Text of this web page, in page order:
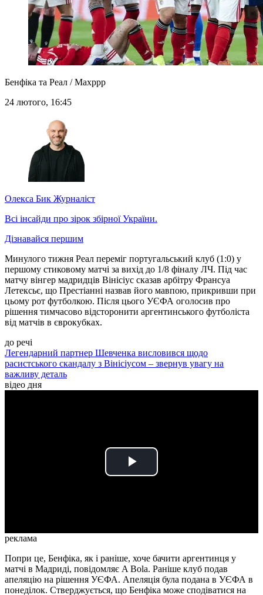
Бенфіка та Реал / Maxppp
24 лютого, 16:45
Олекса Бик Журналіст
Всі інсайди про зірок збірної України.
Дізнавайся першим
Минулого тижня Реал переміг португальський клуб (1:0) у
першому стиковому матчі за вихід до 1/8 фіналу ЛЧ. Під час
матчу вінгер мадридців Вінісіус сказав арбітру Франсуа
Летексьє, що Престіанні назвав його мавпою, прикривши при
цьому рот футболкою. Після цього УЄФА оголосив про
рішення тимчасово відсторонити аргентинського футболіста
від матчів в єврокубках.
до речі
Легендарний партнер Шевченка висловився щодо
расистського скандалу з Вінісіусом – звернув увагу на
важливу деталь
відео дня
Play
реклама
Попри це, Бенфіка, як і раніше, хоче бачити аргентинця у
матчі в Мадриді, повідомляє A Bola. Раніше клуб подав
апеляцію на рішення УЄФА. Апеляція була подана в УЄФА в
понеділок. Стверджується, що Бенфіка може сподіватися на